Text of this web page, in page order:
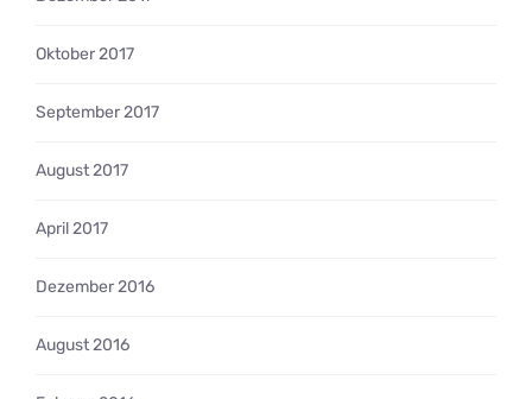
Oktober 2017
September 2017
August 2017
April 2017
Dezember 2016
August 2016